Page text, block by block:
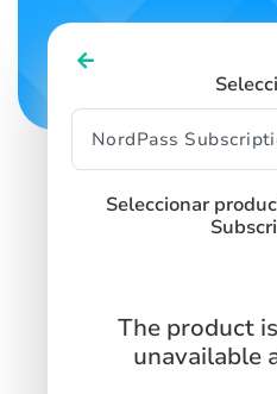
Seleccionar
The product
unavailable